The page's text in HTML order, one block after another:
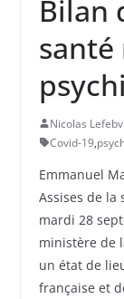
Bilan
santé
Nicolas
Covid-19,
Emmanuel
Assises de la
mardi 28
ministère de
un état de
française et